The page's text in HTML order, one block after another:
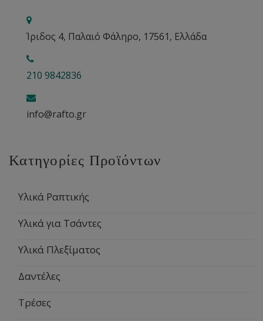
Ίριδος 4, Παλαιό Φάληρο, 17561, Ελλάδα
210 9842836
info@rafto.gr
Κατηγορίες Προϊόντων
Υλικά Ραπτικής
Υλικά για Τσάντες
Υλικά Πλεξίματος
Δαντέλες
Τρέσες